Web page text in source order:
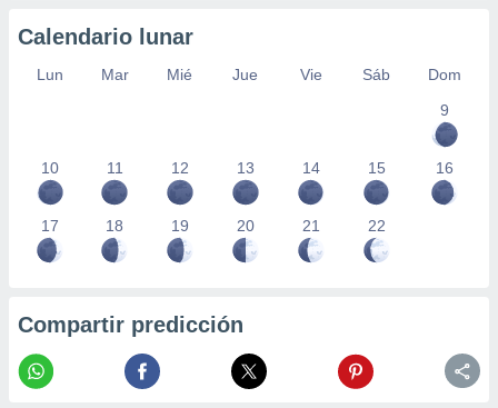
Calendario lunar
Lun Mar Mié Jue Vie Sáb
Dom
9
10 11 12 13 14 15 16
17 18 19 20 21 22
Compartir predicción